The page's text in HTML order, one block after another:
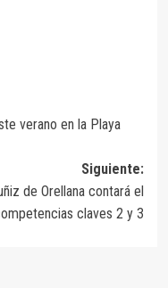
verano en la Playa
Siguiente:
de Orellana contará el
claves 2 y 3